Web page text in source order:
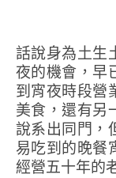
話說身為土生土長的桃園人，實在是很少有吃宵
夜的機會，早
到宵夜時段營
美食，還有另
說系出同門，
易吃到的晚餐
經營五十年的